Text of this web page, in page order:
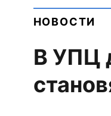
НОВОСТИ
В УПЦ